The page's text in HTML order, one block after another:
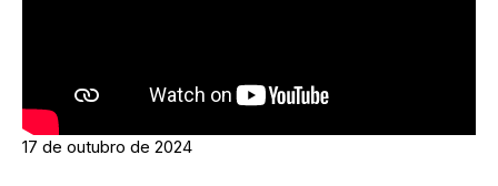
17 de outubro de 2024